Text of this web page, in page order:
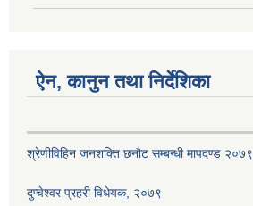
ऐन, कानुन तथा निर्देशिका
श्रेणीविहिन जनशक्ति छनौट सम्बन्धी मापदण्ड २०७९
दुप्चेश्वर प्रहरी विधेयक, २०७९